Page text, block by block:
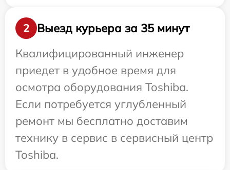
2
Выезд курьера за 35 минут
Квалифицированный инженер
приедет в удобное время для
осмотра оборудования Toshiba.
Если потребуется углубленный
ремонт мы бесплатно доставим
технику в сервис в сервисный центр
Toshiba.